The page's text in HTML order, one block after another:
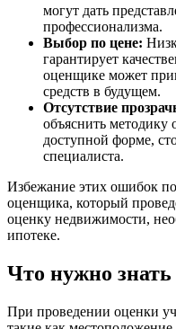
могут дать
профессионализма.
Выбор по цене:
гарантирует
оценщике может
средств в будущем.
Отсутствие
объяснить методику
доступной форме,
специалиста.
Избежание этих ошибок
оценщика, который
оценку недвижимости,
ипотеке.
Что нужно знать
При проведении оценки